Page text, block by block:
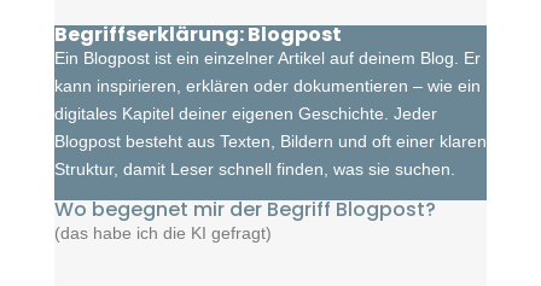
Begriffserklärung: Blogpost
Ein Blogpost ist ein einzelner Artikel auf deinem Blog. Er
kann inspirieren, erklären oder dokumentieren – wie ein
digitales Kapitel deiner eigenen Geschichte. Jeder
Blogpost besteht aus Texten, Bildern und oft einer klaren
Struktur, damit Leser schnell finden, was sie suchen.
Wo begegnet mir der Begriff Blogpost?
(das habe ich die KI gefragt)